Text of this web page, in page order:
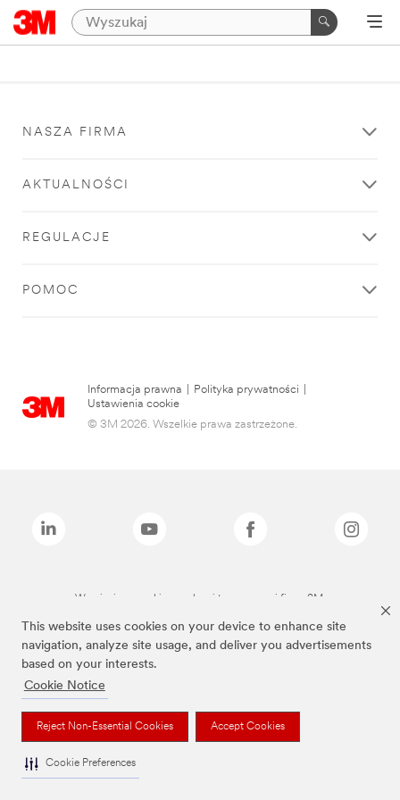
This website uses cookies on your device to enhance site
navigation, analyze site usage, and deliver you advertisements
based on your interests.
Cookie Notice
Reject Non-Essential Cookies Accept Cookies
Cookie Preferences
NASZA FIRMA
AKTUALNOŚCI
REGULACJE
POMOC
Informacja prawna Polityka prywatności
Ustawienia cookie
© 3M 2026. Wszelkie prawa zastrzeżone.
Wymienione marki są znakami towarowymi firmy 3M.